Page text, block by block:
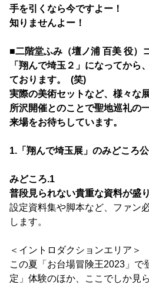
手を引くなら今ですよー！
知りませんよー！
■二階堂ふみ（壇ノ浦 百美 役）
「翔んで埼玉２」になってから
ております。 (笑)
実際の美術セットなど、様々な
所沢開催とのことで聖地巡礼の
来場をお待ちしています。
1.「翔んで埼玉展」のみどころ
みどころ.1
普段見られない貴重な資料が盛
設定資料集や脚本など、ファン
します。
＜イントロダクションエリア＞
この夏「お台場冒険王2023」で
定」体験のほか、ここでしか見